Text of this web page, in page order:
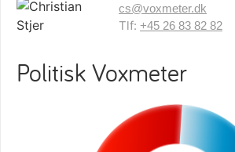
cs@voxmeter.dk
Tlf: +45 26 83 82 82
Politisk Voxmeter